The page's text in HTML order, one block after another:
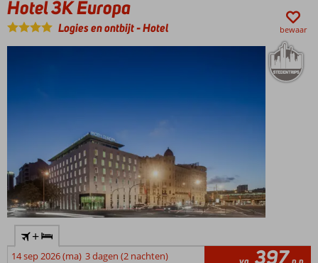
Hotel 3K Europa
Logies en ontbijt-Hotel bewaar
+
14 sep 2026 (ma) 3 dagen (2 nachten)
397